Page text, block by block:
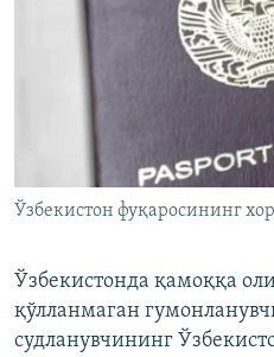
Ўзбекистон фуқаросининг
Ўзбекистонда қамоққа
қўлланмаган
судланувчининг